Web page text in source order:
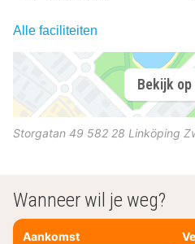
Alle faciliteiten
Bekijk
Storgatan 49 582 28 Linköping
Wanneer wil je weg?
Aankomst